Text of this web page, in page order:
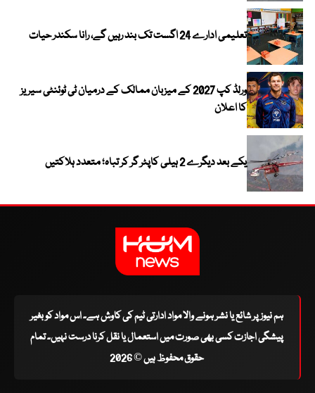
تعلیمی ادارے 24 اگست تک بند رہیں گے، رانا سکندر حیات
ورلڈ کپ 2027 کے میزبان ممالک کے درمیان ٹی ٹوئنٹی سیریز
کا اعلان
یکے بعد دیگرے 2 ہیلی کاپٹر گر کر تباہ؛ متعدد ہلاکتیں
ہم نیوز پر شائع یا نشر ہونے والا مواد ادارتی ٹیم کی کاوش ہے۔ اس مواد کو بغیر
پیشگی اجازت کسی بھی صورت میں استعمال یا نقل کرنا درست نہیں۔ تمام
حقوق محفوظ ہیں © 2026